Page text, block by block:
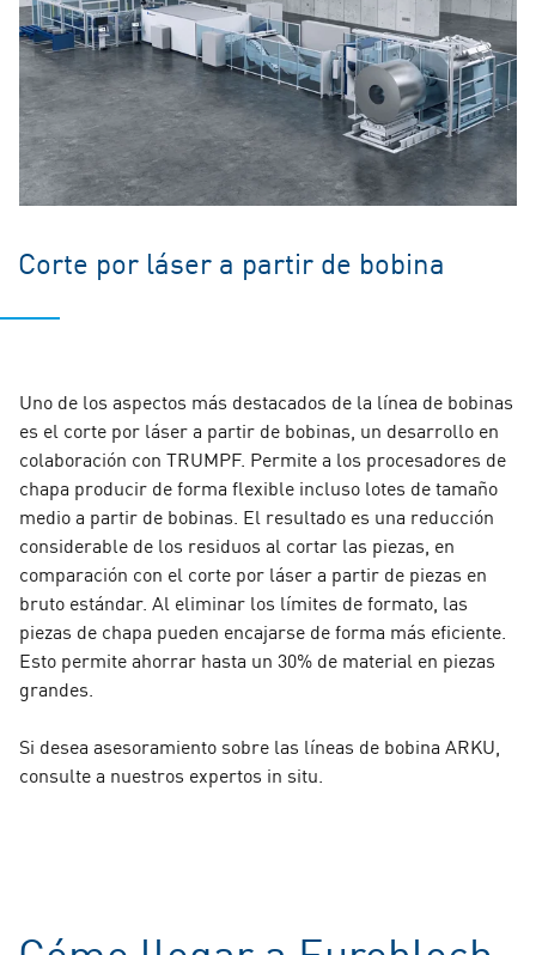
Corte por láser a partir de bobina
Uno de los aspectos más destacados de la línea de bobinas
es el corte por láser a partir de bobinas, un desarrollo en
colaboración con TRUMPF. Permite a los procesadores de
chapa producir de forma flexible incluso lotes de tamaño
medio a partir de bobinas. El resultado es una reducción
considerable de los residuos al cortar las piezas, en
comparación con el corte por láser a partir de piezas en
bruto estándar. Al eliminar los límites de formato, las
piezas de chapa pueden encajarse de forma más eficiente.
Esto permite ahorrar hasta un 30% de material en piezas
grandes.
Si desea asesoramiento sobre las líneas de bobina ARKU,
consulte a nuestros expertos in situ.